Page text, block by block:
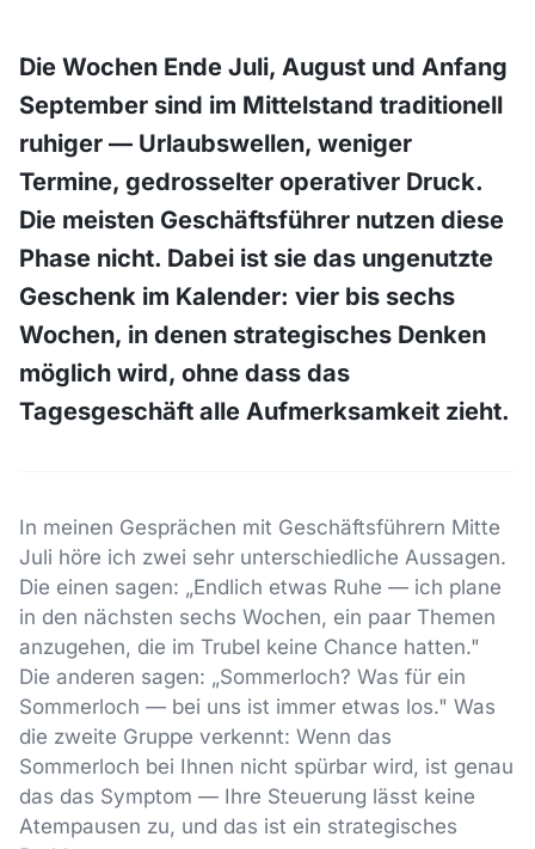
Die Wochen Ende Juli, August und Anfang
September sind im Mittelstand traditionell
ruhiger — Urlaubswellen, weniger
Termine, gedrosselter operativer Druck.
Die meisten Geschäftsführer nutzen diese
Phase nicht. Dabei ist sie das ungenutzte
Geschenk im Kalender: vier bis sechs
Wochen, in denen strategisches Denken
möglich wird, ohne dass das
Tagesgeschäft alle Aufmerksamkeit zieht.
In meinen Gesprächen mit Geschäftsführern Mitte
Juli höre ich zwei sehr unterschiedliche Aussagen.
Die einen sagen: „Endlich etwas Ruhe — ich plane
in den nächsten sechs Wochen, ein paar Themen
anzugehen, die im Trubel keine Chance hatten."
Die anderen sagen: „Sommerloch? Was für ein
Sommerloch — bei uns ist immer etwas los." Was
die zweite Gruppe verkennt: Wenn das
Sommerloch bei Ihnen nicht spürbar wird, ist genau
das das Symptom — Ihre Steuerung lässt keine
Atempausen zu, und das ist ein strategisches